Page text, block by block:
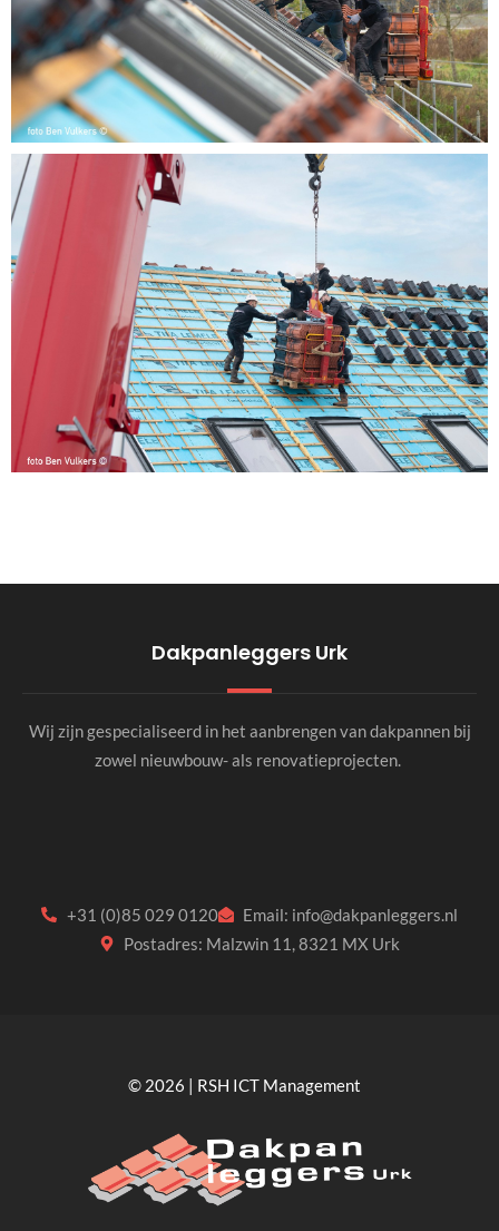
Dakpanleggers Urk
Wij zijn gespecialiseerd in het aanbrengen van dakpannen bij
zowel nieuwbouw- als renovatieprojecten.
+31 (0)85 029 0120
Email: info@dakpanleggers.nl
Postadres: Malzwin 11, 8321 MX Urk
© 2026 | RSH ICT Management